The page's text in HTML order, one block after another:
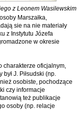
z Leonem Wasilewskim
Marszałka,
sie na nie materiały
z Instytutu Józefa
w okresie
charakterze oficjalnym,
J. Piłsudski (np.
osobiste, pochodzące
czy informacje
też publikacje
osoby (np. relacje